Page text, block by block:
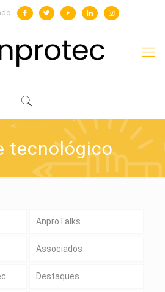
tecnológico
AnproTalks
Associados
Destaques